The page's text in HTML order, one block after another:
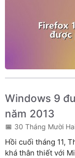
Windows 9
năm 2013
30 Tháng Mười
Hồi cuối tháng 11,
khá thân thiết với